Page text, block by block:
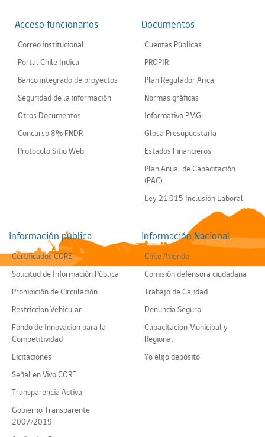
Acceso funcionarios
Correo institucional
Portal Chile Indica
Banco integrado de proyectos
Seguridad de la información
Otros Documentos
Concurso 8% FNDR
Protocolo Sitio Web
Documentos
Cuentas Públicas
PROPIR
Plan Regulador Arica
Normas gráficas
Informativo PMG
Glosa Presupuestaria
Estados Financieros
Plan Anual de Capacitación
(PAC)
Ley 21.015 Inclusión Laboral
Información pública
Certificados CORE
Solicitud de Información Pública
Prohibición de Circulación
Restricción Vehicular
Fondo de Innovación para la
Competitividad
Licitaciones
Señal en Vivo CORE
Transparencia Activa
Gobierno Transparente
2007/2019
Información Nacional
Chile Atiende
Comisión defensora ciudadana
Trabajo de Calidad
Denuncia Seguro
Capacitación Municipal y
Regional
Yo elijo depósito